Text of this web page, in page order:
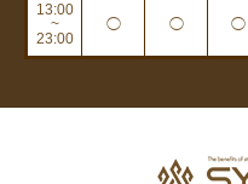
13:00
~
23:00
◯ ◯ ◯